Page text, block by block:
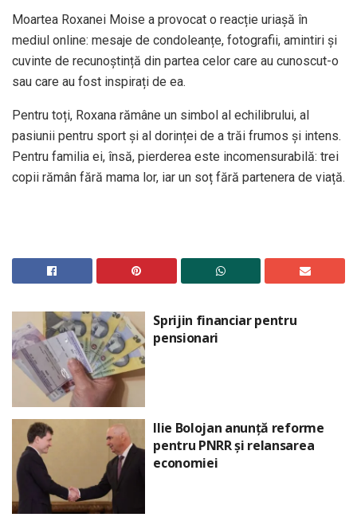
Moartea Roxanei Moise a provocat o reacție uriașă în
mediul online: mesaje de condoleanțe, fotografii, amintiri și
cuvinte de recunoștință din partea celor care au cunoscut-o
sau care au fost inspirați de ea.
Pentru toți, Roxana rămâne un simbol al echilibrului, al
pasiunii pentru sport și al dorinței de a trăi frumos și intens.
Pentru familia ei, însă, pierderea este incomensurabilă: trei
copii rămân fără mama lor, iar un soț fără partenera de viață.
Sprijin financiar pentru
pensionari
Ilie Bolojan anunță reforme
pentru PNRR și relansarea
economiei